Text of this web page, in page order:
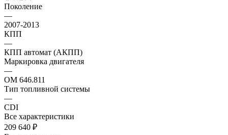
Поколение
—
2007-2013
КПП
—
КПП автомат (АКПП)
Маркировка двигателя
—
OM 646.811
Тип топливной системы
—
CDI
Все характеристики
209 640 ₽